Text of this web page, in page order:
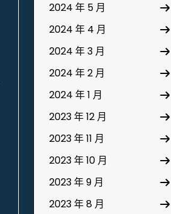
2024 年 5 月
2024 年 4 月
2024 年 3 月
2024 年 2 月
2024 年 1 月
2023 年 12 月
2023 年 11 月
2023 年 10 月
2023 年 9 月
2023 年 8 月